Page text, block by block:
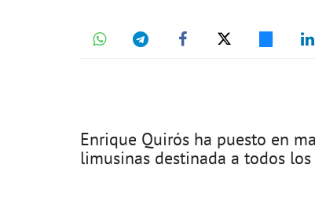
Enrique Quirós ha puesto en
limusinas destinada a todos